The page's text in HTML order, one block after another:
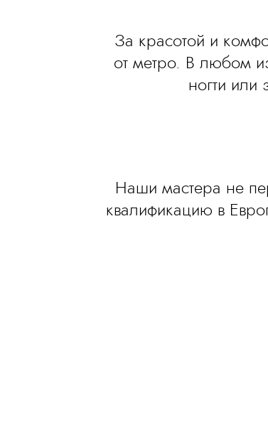
За красотой и
от метро. В любом
ногти
Наши мастера не
квалификацию в